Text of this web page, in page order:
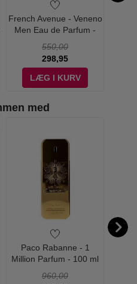
French Avenue - Veneno
Men Eau de Parfum -
550,00
298,95
LÆG I KURV
med
Paco Rabanne - 1
Million Parfum - 100 ml
960,00